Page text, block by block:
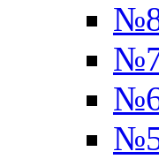
№8
№7
№6
№5